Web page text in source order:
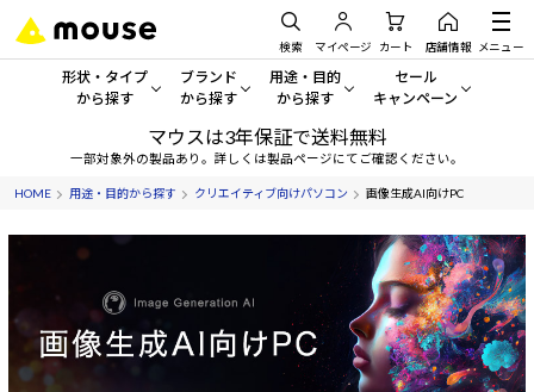
検索 マイページ カート 店舗情報 メニュー
形状・タイプ
から探す
形状・タイプから探す をすべてみる
デスクトップPC
ノートPC
タブレット
ブランド
から探す
mouse
G TUNE
用途・目的
から探す
一般向けパソコン
ゲーミングPC・ゲーム向けパソコン
クリエイティブ向け
ビジネス向けパソコン
学習向けパソコン
セール
キャンペーン
セール・キャンペー
期間限定セール
アウトレットパソコン
すべて新品の旧モデル製品
おすすめ目玉パソコン
今イチオシのパソコンをピ
マウスは3年保証で送料無料
一部対象外の製品あり。詳しくは製品ページにてご確認ください。
HOME 用途・目的から探す クリエイティブ向けパソコン 画像生成AI向けPC